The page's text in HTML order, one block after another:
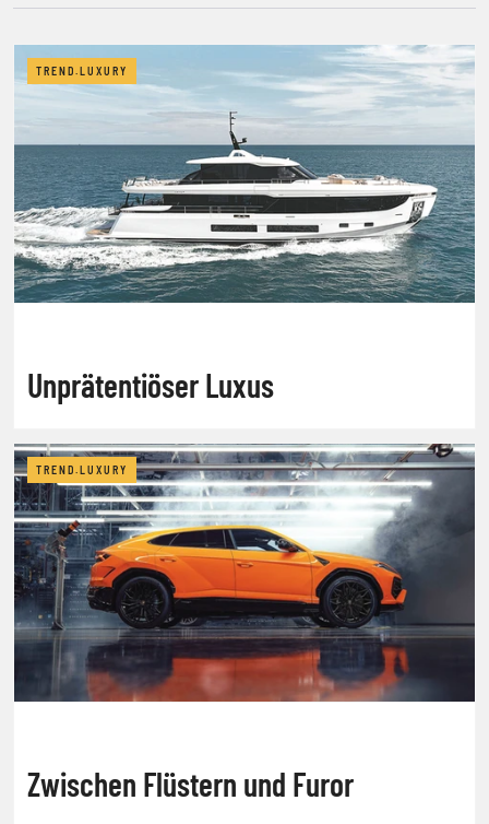
TREND.LUXURY
Unprätentiöser Luxus
TREND.LUXURY
Zwischen Flüstern und Furor